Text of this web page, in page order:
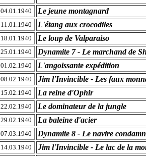
04.01.1940
Le jeune montagnard
11.01.1940
L'étang aux crocodiles
18.01.1940
Le loup de Valparaiso
25.01.1940
Dynamite 7 - Le marchand de
01.02.1940
L'angoissante expédition
08.02.1940
Jim l'Invincible - Les faux
15.02.1940
La reine d'Ophir
22.02.1940
Le dominateur de la jungle
29.02.1940
La baleine d'acier
07.03.1940
Dynamite 8 - Le navire
14.03.1940
Jim l'Invincible - Le lac de la